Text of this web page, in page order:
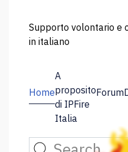
Supporto volontario e
in italiano
Home
A
proposito
di IPFire
Italia
Forum